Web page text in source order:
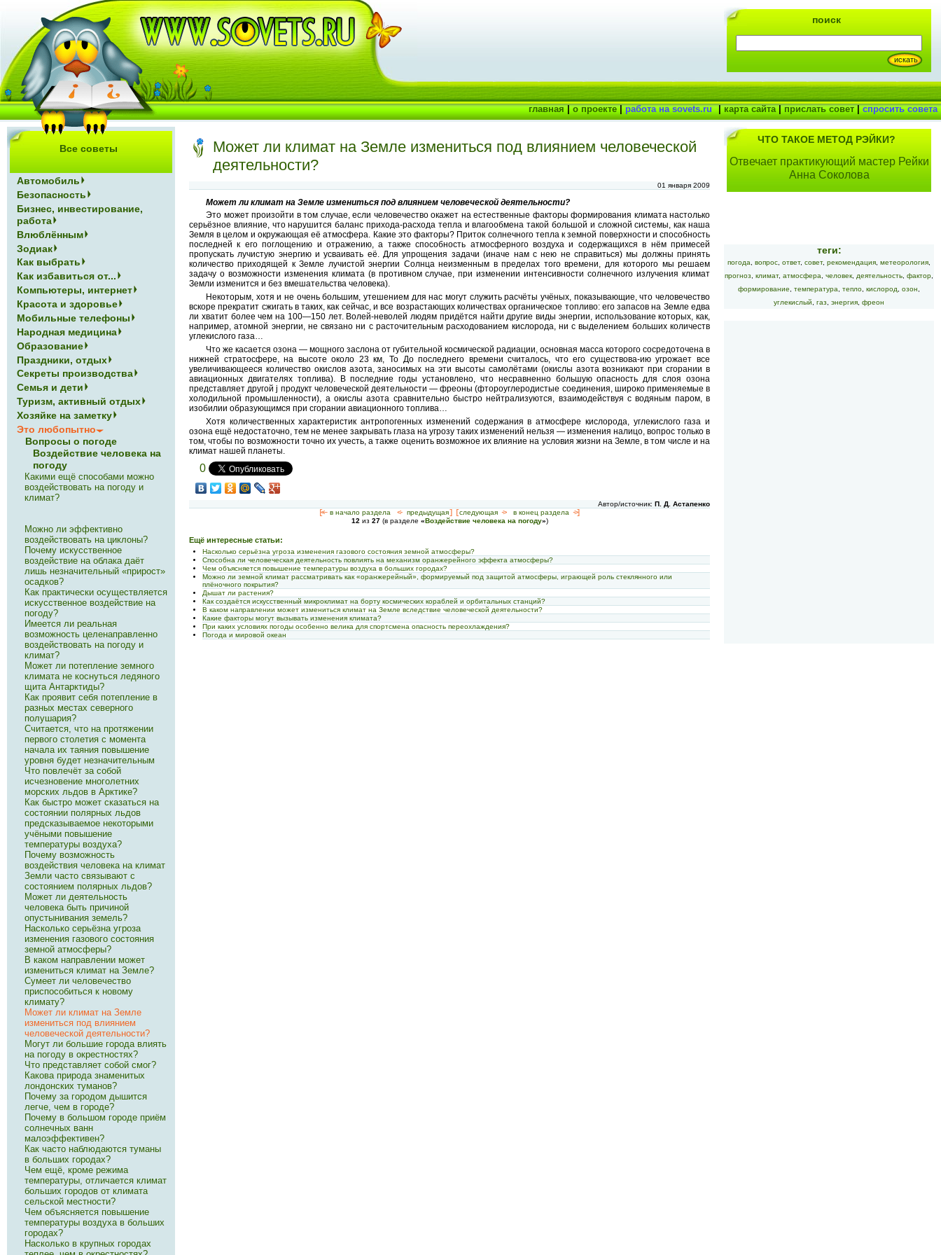
Может ли климат на Земле измениться под влиянием человеческой
деятельности?
01 января 2009
Может ли климат на Земле измениться под влиянием человеческой деятельности?
Это может произойти в том случае, если человечество окажет на естественные факторы формирования климата настолько
серьёзное влияние, что нарушится баланс прихода-расхода тепла и влагообмена такой большой и сложной системы, как наша
Земля в целом и окружающая её атмосфера. Какие это факторы? Приток солнечного тепла к земной поверхности и способность
последней к его поглощению и отражению, а также способность атмосферного воздуха и содержащихся в нём примесей
пропускать лучистую энергию и усваивать её. Для упрощения задачи (иначе нам с нею не справиться) мы должны принять
количество приходящей к Земле лучистой энергии Солнца неизменным в пределах того времени, для которого мы решаем
задачу о возможности изменения климата (в противном случае, при изменении интенсивности солнечного излучения климат
Земли изменится и без вмешательства человека).
Некоторым, хотя и не очень большим, утешением для нас могут служить расчёты учёных, показывающие, что человечество
вскоре прекратит сжигать в таких, как сейчас, и все возрастающих количествах органическое топливо: его запасов на Земле едва
ли хватит более чем на 100—150 лет. Волей-неволей людям придётся найти другие виды энергии, использование которых, как,
например, атомной энергии, не связано ни с расточительным расходованием кислорода, ни с выделением больших количеств
углекислого газа…
Что же касается озона — мощного заслона от губительной космической радиации, основная масса которого сосредоточена в
нижней стратосфере, на высоте около 23 км, То До последнего времени считалось, что его существова-ию угрожает все
увеличивающееся количество окислов азота, заносимых на эти высоты самолётами (окислы азота возникают при сгорании в
авиационных двигателях топлива). В последние годы установлено, что несравненно большую опасность для слоя озона
представляет другой j продукт человеческой деятельности — фреоны (фтороуглеродистые соединения, широко применяемые в
холодильной промышленности), а окислы азота сравнительно быстро нейтрализуются, взаимодействуя с водяным паром, в
изобилии образующимся при сгорании авиационного топлива…
Хотя количественных характеристик антропогенных изменений содержания в атмосфере кислорода, углекислого газа и
озона ещё недостаточно, тем не менее закрывать глаза на угрозу таких изменений нельзя — изменения налицо, вопрос только в
том, чтобы по возможности точно их учесть, а также оценить возможное их влияние на условия жизни на Земле, в том числе и на
климат нашей планеты.
0
Автор/источник: П. Д. Астапенко
[<— в начало раздела <- предыдущая] [ следующая -> в конец раздела ->]
12 из 27(в разделе «Воздействие человека на погоду»)
Ещё интересные статьи:
Насколько серьёзна угроза изменения газового состояния земной атмосферы?
Способна ли человеческая деятельность повлиять на механизм оранжерейного эффекта атмосферы?
Чем объясняется повышение температуры воздуха в больших городах?
Можно ли земной климат рассматривать как «оранжерейный», формируемый под защитой атмосферы, играющей роль стеклянного или
плёночного покрытия?
Дышат ли растения?
Как создаётся искусственный микроклимат на борту космических кораблей и орбитальных станций?
В каком направлении может измениться климат на Земле вследствие человеческой деятельности?
Какие факторы могут вызывать изменения климата?
При каких условиях погоды особенно велика для спортсмена опасность переохлаждения?
Погода и мировой океан
Все советы
Автомобиль
Безопасность
Бизнес, инвестирование,
работа
Влюблённым
Зодиак
Как выбрать
Как избавиться от...
Компьютеры, интернет
Красота и здоровье
Мобильные телефоны
Народная медицина
Образование
Праздники, отдых
Секреты производства
Семья и дети
Туризм, активный отдых
Хозяйке на заметку
Это любопытно
Вопросы о погоде
Воздействие человека на
погоду
Какими ещё способами можно
воздействовать на погоду и
климат?
Можно ли эффективно
воздействовать на циклоны?
Почему искусственное
воздействие на облака даёт
лишь незначительный «прирост»
осадков?
Как практически осуществляется
искусственное воздействие на
погоду?
Имеется ли реальная
возможность целенаправленно
воздействовать на погоду и
климат?
Может ли потепление земного
климата не коснуться ледяного
щита Антарктиды?
Как проявит себя потепление в
разных местах северного
полушария?
Считается, что на протяжении
первого столетия с момента
начала их таяния повышение
уровня будет незначительным
Что повлечёт за собой
исчезновение многолетних
морских льдов в Арктике?
Как быстро может сказаться на
состоянии полярных льдов
предсказываемое некоторыми
учёными повышение
температуры воздуха?
Почему возможность
воздействия человека на климат
Земли часто связывают с
состоянием полярных льдов?
Может ли деятельность
человека быть причиной
опустынивания земель?
Насколько серьёзна угроза
изменения газового состояния
земной атмосферы?
В каком направлении может
измениться климат на Земле?
Сумеет ли человечество
приспособиться к новому
климату?
Может ли климат на Земле
измениться под влиянием
человеческой деятельности?
Могут ли большие города влиять
на погоду в окрестностях?
Что представляет собой смог?
Какова природа знаменитых
лондонских туманов?
Почему за городом дышится
легче, чем в городе?
Почему в большом городе приём
солнечных ванн
малоэффективен?
Как часто наблюдаются туманы
в больших городах?
Чем ещё, кроме режима
температуры, отличается климат
больших городов от климата
сельской местности?
Чем объясняется повышение
температуры воздуха в больших
городах?
Насколько в крупных городах
ЧТО ТАКОЕ МЕТОД РЭЙКИ?
Отвечает практикующий мастер Рейки
Анна Соколова
теги:
погода вопрос ответ, совет, рекомендация метеорология
прогноз климат, атмосфера человек деятельность фактор
формирование
температура тепло кислород озон
углекислый
газ энергия фреон
поиск
главная|о проекте|работа на sovets.ru |карта сайта|прислать совет|спросить совета